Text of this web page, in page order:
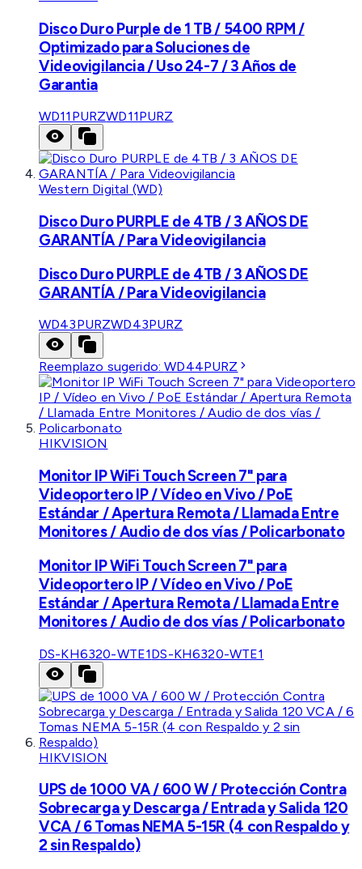
Disco Duro Purple de 1 TB / 5400 RPM /
Optimizado para Soluciones de
Videovigilancia / Uso 24-7 / 3 Años de
Garantia
WD11PURZWD11PURZ
Western Digital (WD)
Disco Duro PURPLE de 4TB / 3 AÑOS DE
GARANTÍA / Para Videovigilancia
Disco Duro PURPLE de 4TB / 3 AÑOS DE
GARANTÍA / Para Videovigilancia
WD43PURZWD43PURZ
Reemplazo sugerido:WD44PURZ
HIKVISION
Monitor IP WiFi Touch Screen 7" para
Videoportero IP / Vídeo en Vivo / PoE
Estándar / Apertura Remota / Llamada Entre
Monitores / Audio de dos vías / Policarbonato
Monitor IP WiFi Touch Screen 7" para
Videoportero IP / Vídeo en Vivo / PoE
Estándar / Apertura Remota / Llamada Entre
Monitores / Audio de dos vías / Policarbonato
DS-KH6320-WTE1DS-KH6320-WTE1
HIKVISION
UPS de 1000 VA / 600 W / Protección Contra
Sobrecarga y Descarga / Entrada y Salida 120
VCA / 6 Tomas NEMA 5-15R (4 con Respaldo y
2 sin Respaldo)